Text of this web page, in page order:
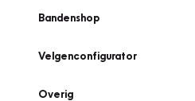
Bandenshop
Velgenconfigurator
Overig